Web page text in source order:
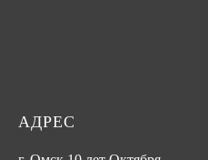
АДРЕС